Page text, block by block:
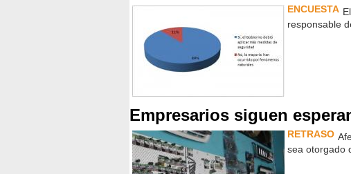
ENCUESTA
responsable
Empresarios siguen
RETRASO
sea otorgado